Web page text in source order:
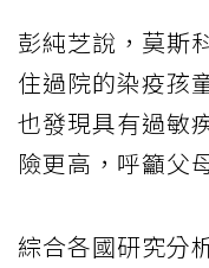
彭純芝說，莫斯
住過院的染疫孩
也發現具有過敏
險更高，呼籲父
綜合各國研究分